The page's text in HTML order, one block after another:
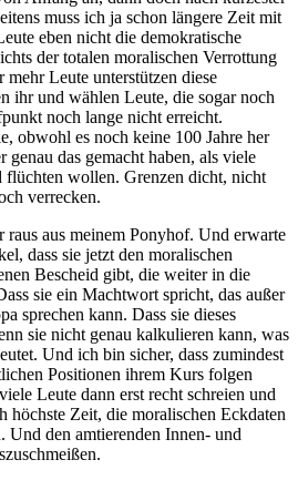
muss ich ja schon längere Zeit mit
eben nicht die demokratische
der totalen moralischen Verrottung
Leute unterstützen diese
ihr und wählen Leute, die sogar noch
noch lange nicht erreicht.
obwohl es noch keine 100 Jahre her
genau das gemacht haben, als viele
flüchten wollen. Grenzen dicht, nicht
verrecken.
aus meinem Ponyhof. Und erwarte
dass sie jetzt den moralischen
Bescheid gibt, die weiter in die
sie ein Machtwort spricht, das außer
sprechen kann. Dass sie dieses
sie nicht genau kalkulieren kann, was
Und ich bin sicher, dass zumindest
Positionen ihrem Kurs folgen
Leute dann erst recht schreien und
höchste Zeit, die moralischen Eckdaten
Und den amtierenden Innen- und